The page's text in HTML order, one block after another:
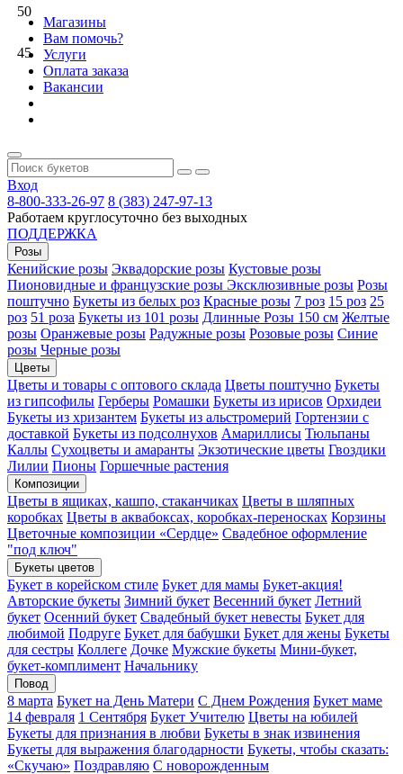
Магазины
Вам помочь?
Услуги
Оплата заказа
Вакансии
Вход
8-800-333-26-97 8 (383) 247-97-13
Работаем круглосуточно без выходных
ПОДДЕРЖКА
Розы
Кенийские розы Эквадорские розы Кустовые розы
Пионовидные и французские розы Эксклюзивные розы Розы
поштучно Букеты из белых роз Красные розы 7 роз 15 роз 25
роз 51 роза Букеты из 101 розы Длинные Розы 150 см Желтые
розы Оранжевые розы Радужные розы Розовые розы Синие
розы Черные розы
Цветы
Цветы и товары с оптового склада Цветы поштучно Букеты
из гипсофилы Герберы Ромашки Букеты из ирисов Орхидеи
Букеты из хризантем Букеты из альстромерий Гортензии с
доставкой Букеты из подсолнухов Амариллисы Тюльпаны
Каллы Сухоцветы и амаранты Экзотические цветы Гвоздики
Лилии Пионы Горшечные растения
Композиции
Цветы в ящиках, кашпо, стаканчиках Цветы в шляпных
коробках Цветы в аквабоксах, коробках-переносках Корзины
Цветочные композиции «Сердце» Свадебное оформление
"под ключ"
Букеты цветов
Букет в корейском стиле Букет для мамы Букет-акция!
Авторские букеты Зимний букет Весенний букет Летний
букет Осенний букет Свадебный букет невесты Букет для
любимой Подруге Букет для бабушки Букет для жены Букеты
для сестры Коллеге Дочке Мужские букеты Мини-букет,
букет-комплимент Начальнику
Повод
8 марта Букет на День Матери С Днем Рождения Букет маме
14 февраля 1 Сентября Букет Учителю Цветы на юбилей
Букеты для признания в любви Букеты в знак извинения
Букеты для выражения благодарности Букеты, чтобы сказать:
«Скучаю» Поздравляю С новорожденным
50
45